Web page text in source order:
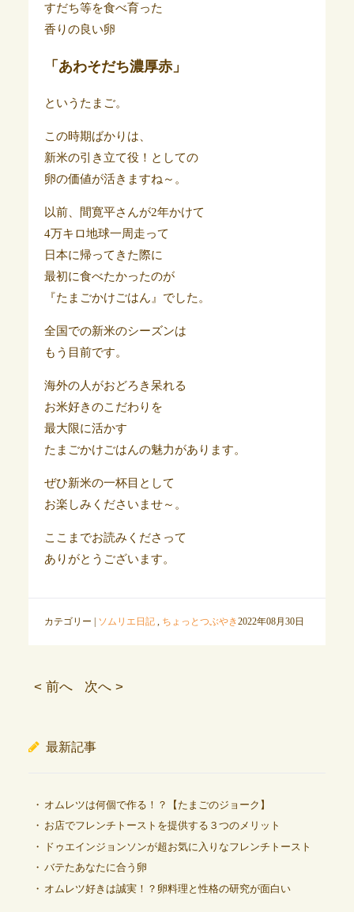
すだち等を食べ育った
香りの良い卵
「あわそだち濃厚赤」
というたまご。
この時期ばかりは、
新米の引き立て役！としての
卵の価値が活きますね～。
以前、間寛平さんが2年かけて
4万キロ地球一周走って
日本に帰ってきた際に
最初に食べたかったのが
『たまごかけごはん』でした。
全国での新米のシーズンは
もう目前です。
海外の人がおどろき呆れる
お米好きのこだわりを
最大限に活かす
たまごかけごはんの魅力があります。
ぜひ新米の一杯目として
お楽しみくださいませ～。
ここまでお読みくださって
ありがとうございます。
カテゴリー | ソムリエ日記, ちょっとつぶやき2022年08月30日
< 前へ 次へ >
最新記事
オムレツは何個で作る！？【たまごのジョーク】
お店でフレンチトーストを提供する３つのメリット
ドゥエインジョンソンが超お気に入りなフレンチトースト
バテたあなたに合う卵
オムレツ好きは誠実！？卵料理と性格の研究が面白い